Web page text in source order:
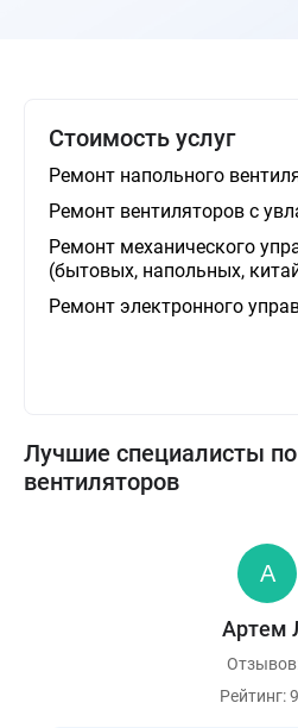
Стоимость услуг
Ремонт напольного
Ремонт вентиляторов с
Ремонт механического
(бытовых, напольных,
Ремонт электронного
Лучшие специалисты
вентиляторов
Артем
Рейтинг: